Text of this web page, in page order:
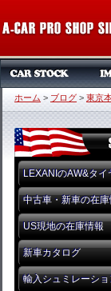
ホーム > ブログ > 東京
LEXANIのAW&タイ
中古車・新車の在庫
US現地の在庫情報
新車カタログ
輸入シュミレーショ